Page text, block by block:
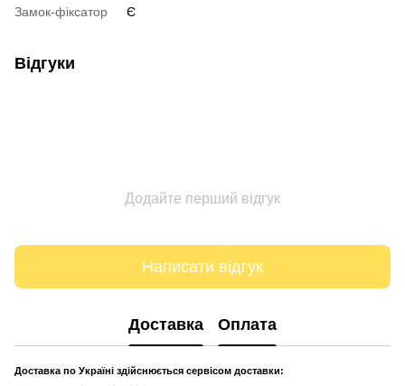
Замок-фіксатор
Є
Відгуки
Додайте перший відгук
Написати відгук
Доставка Оплата
Доставка по Україні здійснюється сервісом доставки: